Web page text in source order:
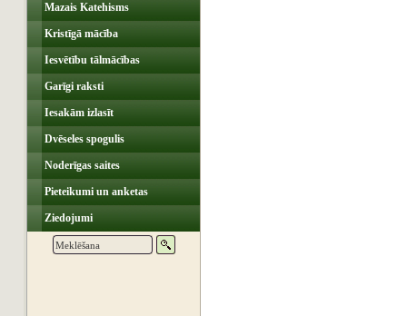
Mazais Katehisms
Kristīgā mācība
Iesvētību tālmācības
Garīgi raksti
Iesakām izlasīt
Dvēseles spogulis
Noderīgas saites
Pieteikumi un anketas
Ziedojumi